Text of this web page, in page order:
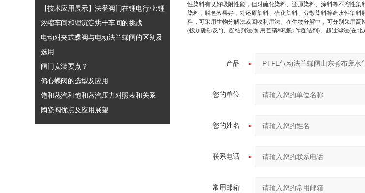
【技术应用展示】法登阀门在锂电行业:锂
浓缩车间和锂沉淀烘干车间的挑战
电动对夹式蝶阀与电动法兰蝶阀的区别及
选用
阀门安装要点？
偏心蝶阀的选型及应用
饱和蒸汽和饱和蒸汽压力对照表和关系
陶瓷阀优点及应用展望
性染料有良好吸附性能，但对硫化染料、还原染料、涂料等不溶性
染料，脱色效果好，对还原染料、硫化染料、分散染料等疏水性染
料，可采用生物分解法或回收利用法。在生物分解中，可分别采用
(投加硼砂及*)、凝结剂法(如用芒硝和硼砂作凝结剂)、超过滤法(在北
产品：
您的单位：
您的姓名：
联系电话：
常用邮箱：